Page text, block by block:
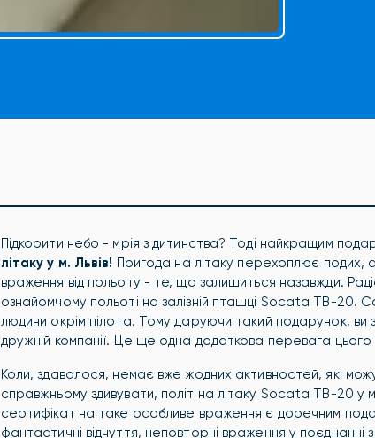
Підкорити небо - мрія з дитинства? Тоді найкращим
літаку у м. Львів! Пригода на літаку перехоплює подих,
враження від польоту - те, що залишиться назавжди.
ознайомчому польоті на залізній пташці Socata TB-20.
людини окрім пілота. Тому даруючи такий подарунок, ви
дружній компанії. Це ще одна додаткова перевага
Коли, здавалося, немає вже жодних активностей, які
справжньому здивувати, політ на літаку Socata TB-20 у
сертифікат на таке особливе враження є доречним
фантастичні відчуття, неповторні враження у поєднанні